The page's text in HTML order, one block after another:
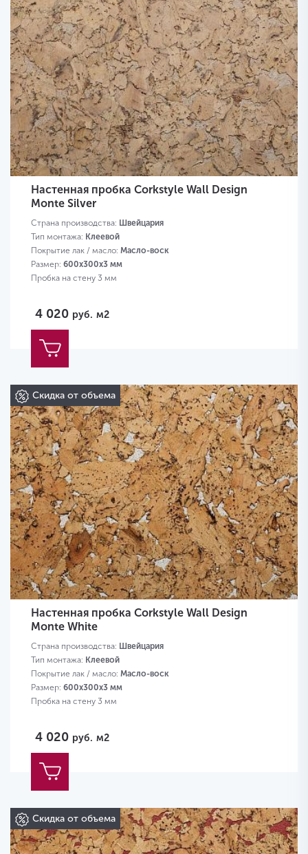
Настенная пробка Corkstyle Wall Design
Monte Silver
Страна производства: Швейцария
Тип монтажа: Клеевой
Покрытие лак / масло: Масло-воск
Размер: 600х300х3 мм
Пробка на стену 3 мм
4 020 руб. м2
Скидка от объема
Настенная пробка Corkstyle Wall Design
Monte White
Страна производства: Швейцария
Тип монтажа: Клеевой
Покрытие лак / масло: Масло-воск
Размер: 600х300х3 мм
Пробка на стену 3 мм
4 020 руб. м2
Скидка от объема